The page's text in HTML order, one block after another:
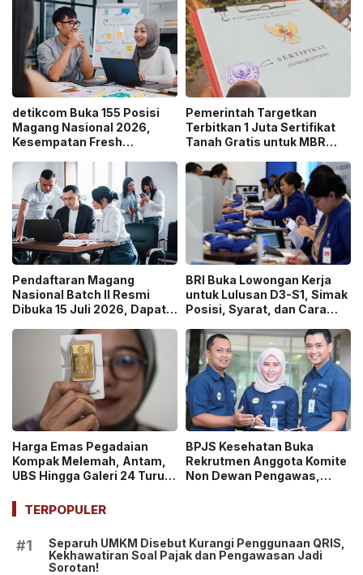
detikcom Buka 155 Posisi
Magang Nasional 2026,
Kesempatan Fresh
Media Digital!
Pemerintah Targetkan
Terbitkan 1 Juta Sertifikat
Tanah Gratis untuk MBR
Pendaftaran Magang
Nasional Batch II Resmi
Dibuka 15 Juli 2026, Dapat
BRI Buka Lowongan Kerja
untuk Lulusan D3-S1, Simak
Posisi, Syarat, dan Cara
Harga Emas Pegadaian
Kompak Melemah, Antam,
UBS Hingga Galeri 24 Turun
BPJS Kesehatan Buka
Rekrutmen Anggota Komite
Non Dewan Pengawas,
TERPOPULER
#1
Separuh UMKM Disebut Kurangi Penggunaan QRIS,
Kekhawatiran Soal Pajak dan Pengawasan Jadi
Sorotan!